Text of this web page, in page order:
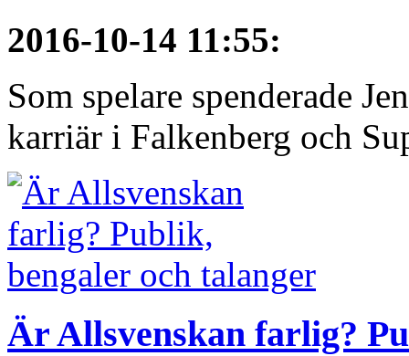
2016-10-14 11:55:
Som spelare spenderade
karriär i Falkenberg och
Är Allsvenskan farlig?